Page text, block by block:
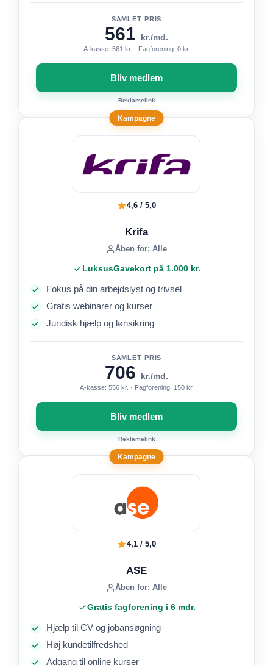
SAMLET PRIS
561 kr./md.
A-kasse: 561 kr. · Fagforening: 0 kr.
Bliv medlem
Reklamelink
Kampagne
4,6 / 5,0
Krifa
Åben for: Alle
LuksusGavekort på 1.000 kr.
Fokus på din arbejdslyst og trivsel
Gratis webinarer og kurser
Juridisk hjælp og lønsikring
SAMLET PRIS
706 kr./md.
A-kasse: 556 kr. · Fagforening: 150 kr.
Bliv medlem
Reklamelink
Kampagne
4,1 / 5,0
ASE
Åben for: Alle
Gratis fagforening i 6 mdr.
Hjælp til CV og jobansøgning
Høj kundetilfredshed
Adgang til online kurser